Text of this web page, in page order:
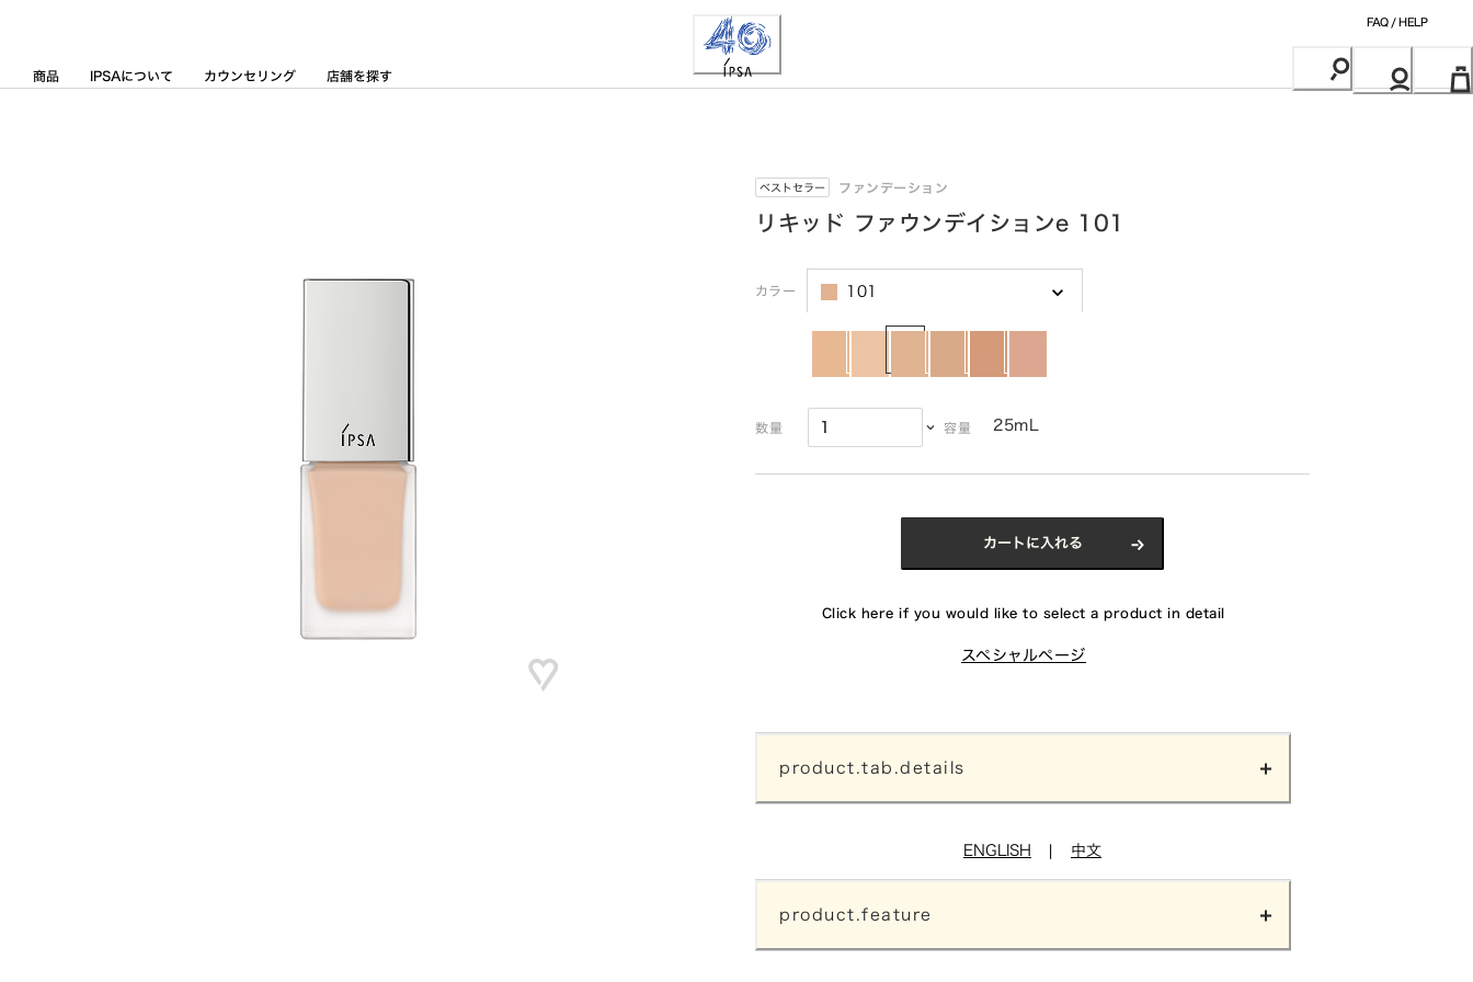
商品 IPSAについて カウンセリング 店舗を探す
FAQ / HELP
ベストセラー ファンデーション
リキッド ファウンデイションe 101
カラー 101
数量 容量 25mL
カートに入れる
Click here if you would like to select a product in detail
スペシャルページ
product.tab.details
ENGLISH 中文
product.feature